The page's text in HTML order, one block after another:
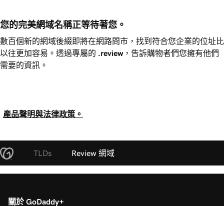
您的完美網域名稱正等待著您。
數百個新的網域後綴即將在網路問市，找到符合您企業的位址比
以往更加容易。透過專屬的 .review，告訴購物者們您擁有他們
需要的資訊。
產品聲明與法律政策。
TLDs Review 網域
關於 GoDaddy